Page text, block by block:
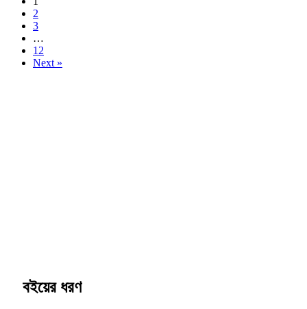
2
3
…
12
Next »
বইয়ের ধরণ